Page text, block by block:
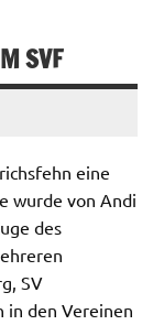
SVF
eine
wurde von Andi
des
SV
in den Vereinen